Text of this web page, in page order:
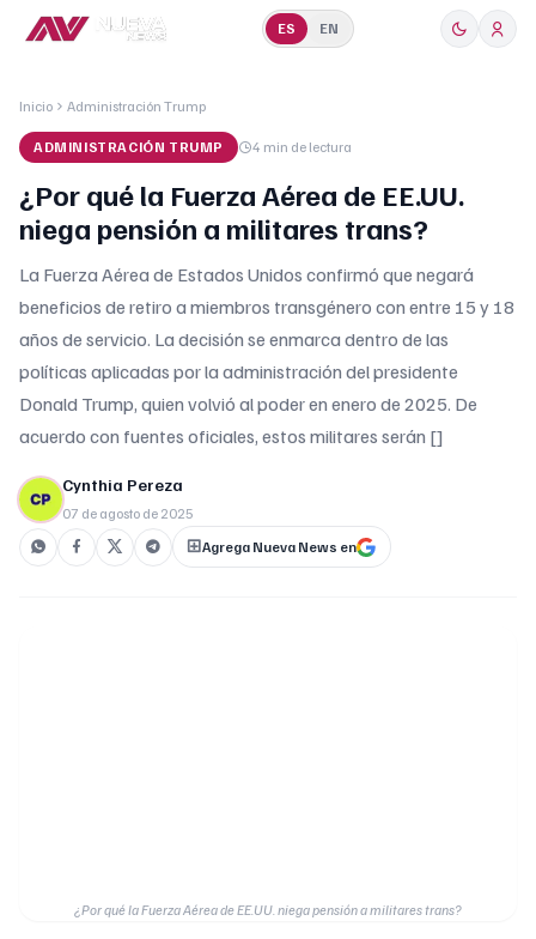
ES EN
Inicio Administración Trump
ADMINISTRACIÓN TRUMP 4 min de lectura
¿Por qué la Fuerza Aérea de EE.UU.
niega pensión a militares trans?
La Fuerza Aérea de Estados Unidos confirmó que negará
beneficios de retiro a miembros transgénero con entre 15 y 18
años de servicio. La decisión se enmarca dentro de las
políticas aplicadas por la administración del presidente
Donald Trump, quien volvió al poder en enero de 2025. De
acuerdo con fuentes oficiales, estos militares serán []
Cynthia Pereza
07 de agosto de 2025
Agrega Nueva News en
¿Por qué la Fuerza Aérea de EE.UU. niega pensión a militares trans?